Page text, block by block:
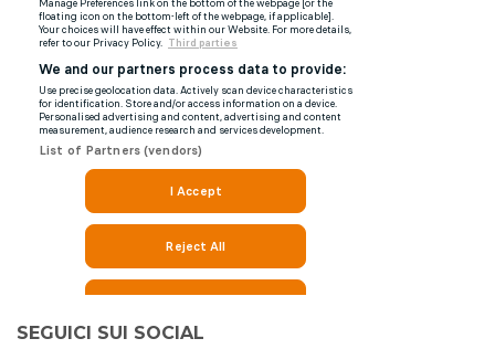
SEGUICI SUI SOCIAL